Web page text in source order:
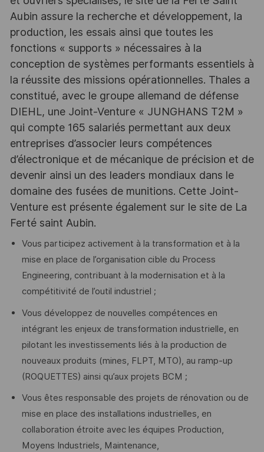
Aubin assure la recherche et développement, la
production, les essais ainsi que toutes les
fonctions « supports » nécessaires à la
conception de systèmes performants essentiels à
la réussite des missions opérationnelles. Thales a
constitué, avec le groupe allemand de défense
DIEHL, une Joint-Venture « JUNGHANS T2M »
qui compte 165 salariés permettant aux deux
entreprises d’associer leurs compétences
d’électronique et de mécanique de précision et de
devenir ainsi un des leaders mondiaux dans le
domaine des fusées de munitions. Cette Joint-
Venture est présente également sur le site de La
Ferté saint Aubin.
Vous participez activement à la transformation et à la
mise en place de l’organisation cible du Process
Engineering, contribuant à la modernisation et à la
compétitivité de l’outil industriel ;
Vous développez de nouvelles compétences en
intégrant les enjeux de transformation industrielle, en
pilotant les investissements liés à la production de
nouveaux produits (mines, FLPT, MTO), au ramp-up
(ROQUETTES) ainsi qu’aux projets BCM ;
Vous êtes responsable des projets de rénovation ou de
mise en place des installations industrielles, en
collaboration étroite avec les équipes Production,
Moyens Industriels, Maintenance,